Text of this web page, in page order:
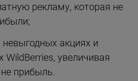
рекламу, которая не
акциях и
WildBerries, увеличивая
прибыль.